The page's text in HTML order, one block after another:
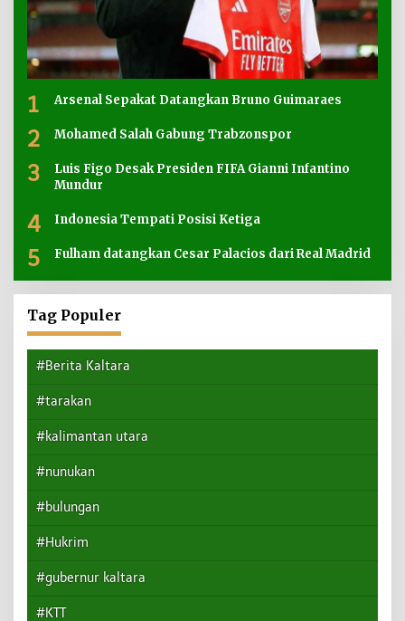
1 Arsenal Sepakat Datangkan Bruno Guimaraes
2 Mohamed Salah Gabung Trabzonspor
3
Luis Figo Desak Presiden FIFA Gianni Infantino
Mundur
4 Indonesia Tempati Posisi Ketiga
5 Fulham datangkan Cesar Palacios dari Real Madrid
Tag Populer
#Berita Kaltara
#tarakan
#kalimantan utara
#nunukan
#bulungan
#Hukrim
#gubernur kaltara
#KTT